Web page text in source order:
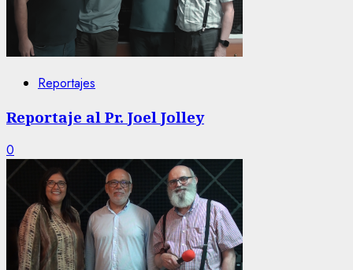
Reportajes
Reportaje al Pr. Joel Jolley
0